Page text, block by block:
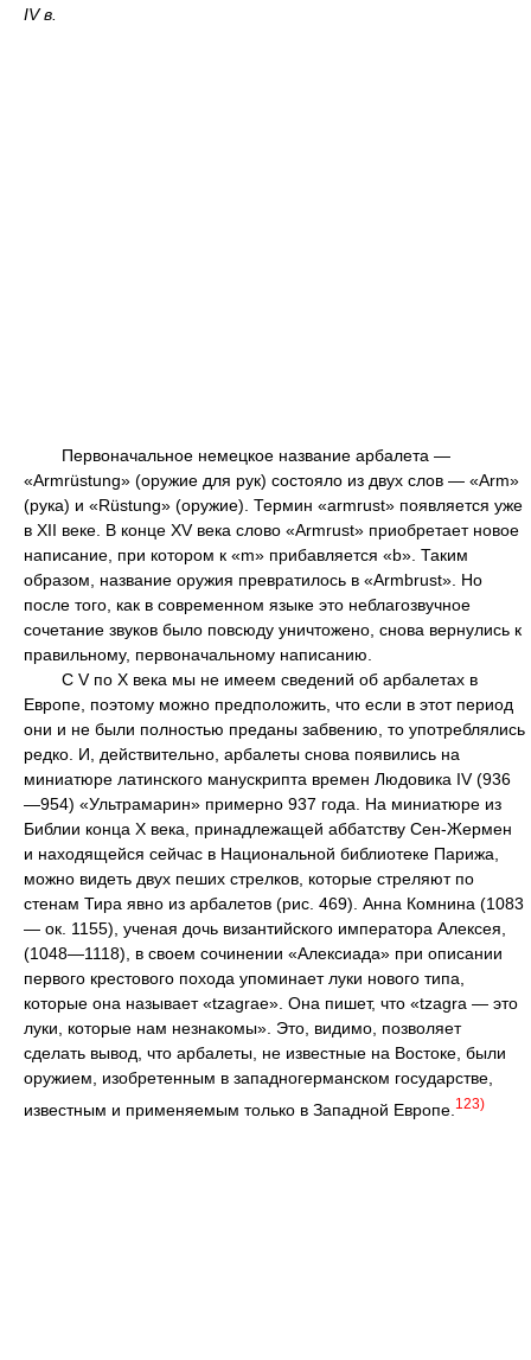
IV в.
Первоначальное немецкое название арбалета —
«Armrüstung» (оружие для рук) состояло из двух слов — «Arm»
(рука) и «Rüstung» (оружие). Термин «armrust» появляется уже
в XII веке. В конце XV века слово «Armrust» приобретает новое
написание, при котором к «m» прибавляется «b». Таким
образом, название оружия превратилось в «Armbrust». Но
после того, как в современном языке это неблагозвучное
сочетание звуков было повсюду уничтожено, снова вернулись к
правильному, первоначальному написанию.
С V по X века мы не имеем сведений об арбалетах в
Европе, поэтому можно предположить, что если в этот период
они и не были полностью преданы забвению, то употреблялись
редко. И, действительно, арбалеты снова появились на
миниатюре латинского манускрипта времен Людовика IV (936
—954) «Ультрамарин» примерно 937 года. На миниатюре из
Библии конца X века, принадлежащей аббатству Сен-Жермен
и находящейся сейчас в Национальной библиотеке Парижа,
можно видеть двух пеших стрелков, которые стреляют по
стенам Тира явно из арбалетов (рис. 469). Анна Комнина (1083
— ок. 1155), ученая дочь византийского императора Алексея,
(1048—1118), в своем сочинении «Алексиада» при описании
первого крестового похода упоминает луки нового типа,
которые она называет «tzagrae». Она пишет, что «tzagra — это
луки, которые нам незнакомы». Это, видимо, позволяет
сделать вывод, что арбалеты, не известные на Востоке, были
оружием, изобретенным в западногерманском государстве,
известным и применяемым только в Западной Европе. 123)